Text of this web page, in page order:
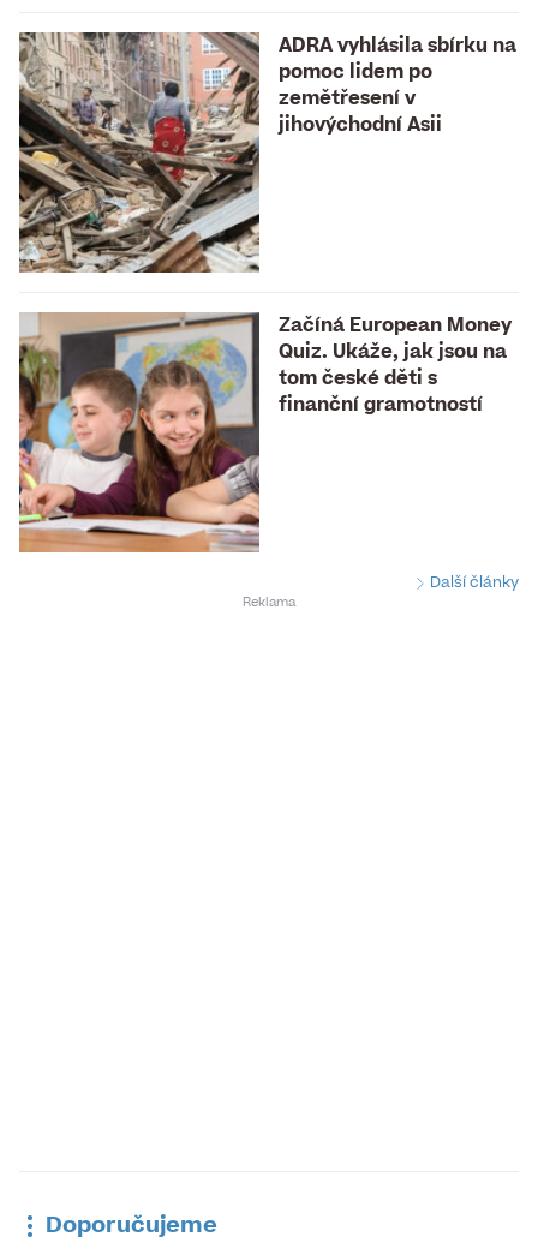
ADRA vyhlásila sbírku na
pomoc lidem po
zemětřesení v
jihovýchodní Asii
Začíná European Money
Quiz. Ukáže, jak jsou na
tom české děti s
finanční gramotností
Další články
Doporučujeme